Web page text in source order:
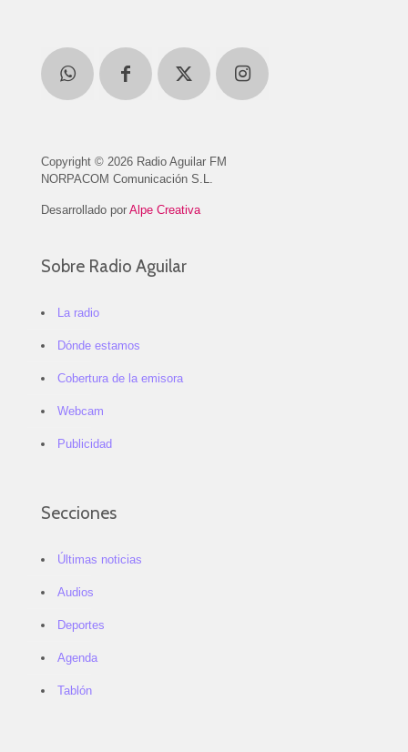
Copyright © 2026 Radio Aguilar FM
NORPACOM Comunicación S.L.
Desarrollado por Alpe Creativa
Sobre Radio Aguilar
La radio
Dónde estamos
Cobertura de la emisora
Webcam
Publicidad
Secciones
Últimas noticias
Audios
Deportes
Agenda
Tablón